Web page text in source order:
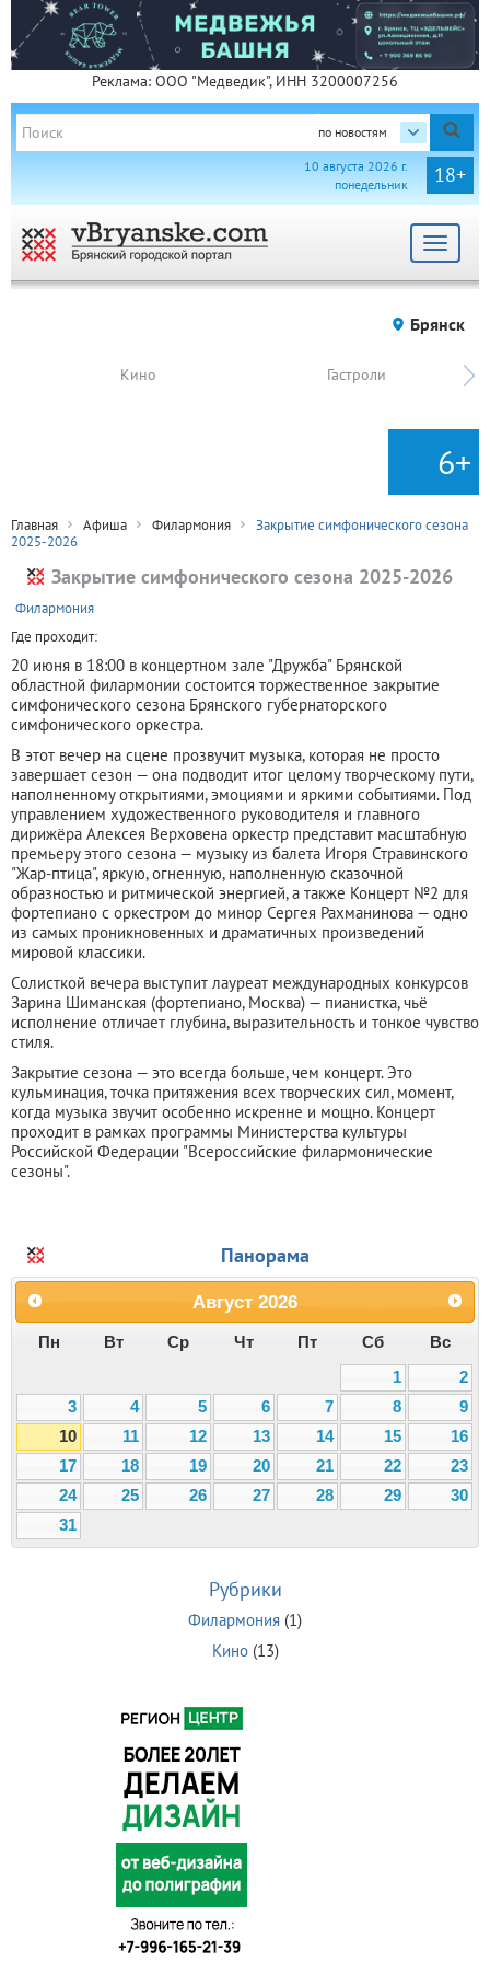
Реклама: ООО "Медведик", ИНН 3200007256
по новостям
18+
10 августа 2026 г.
понедельник
Toggle
Брянск
Кино Гастроли
6+
Главная Афиша Филармония
Закрытие симфонического сезона
2025-2026
Закрытие симфонического сезона 2025-2026
Филармония
Где проходит:
20 июня в 18:00 в концертном зале "Дружба" Брянской
областной филармонии состоится торжественное закрытие
симфонического сезона Брянского губернаторского
симфонического оркестра.
В этот вечер на сцене прозвучит музыка, которая не просто
завершает сезон — она подводит итог целому творческому пути,
наполненному открытиями, эмоциями и яркими событиями. Под
управлением художественного руководителя и главного
дирижёра Алексея Верховена оркестр представит масштабную
премьеру этого сезона — музыку из балета Игоря Стравинского
"Жар-птица", яркую, огненную, наполненную сказочной
образностью и ритмической энергией, а также Концерт №2 для
фортепиано с оркестром до минор Сергея Рахманинова — одно
из самых проникновенных и драматичных произведений
мировой классики.
Солисткой вечера выступит лауреат международных конкурсов
Зарина Шиманская (фортепиано, Москва) — пианистка, чьё
исполнение отличает глубина, выразительность и тонкое чувство
стиля.
Закрытие сезона — это всегда больше, чем концерт. Это
кульминация, точка притяжения всех творческих сил, момент,
когда музыка звучит особенно искренне и мощно. Концерт
проходит в рамках программы Министерства культуры
Российской Федерации "Всероссийские филармонические
сезоны".
Панорама
Август 2026
Пн Вт Ср Чт Пт Сб
Вс
1
2
3
4 5 6 7 8
9
10
11 12 13 14 15
16
17
18 19 20 21 22
23
24
25 26 27 28 29
30
31
Рубрики
Филармония (1)
Кино(13)